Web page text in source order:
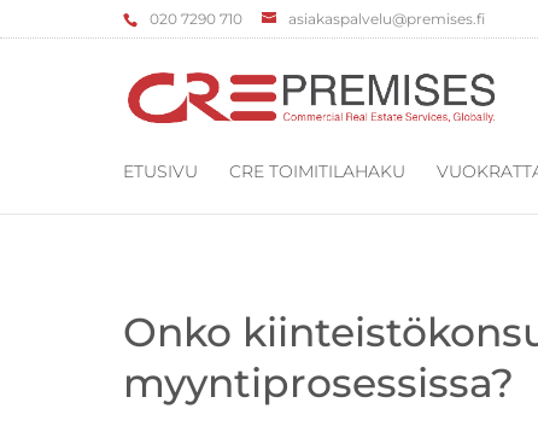
‌020 7290 710 asiakaspalvelu@premises.fi
ETUSIVU CRE TOIMITILAHAKU
Onko
myyntiprosessissa?